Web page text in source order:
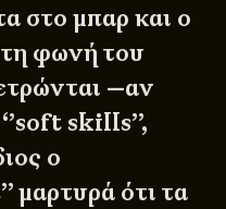
στο μπαρ και ο
φωνή του
—αν
skills’’,
ο
μαρτυρά ότι τα